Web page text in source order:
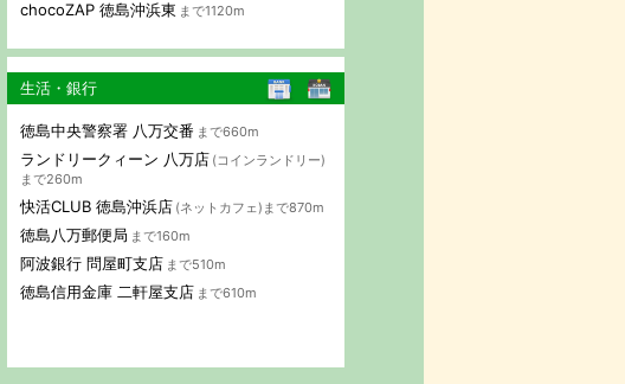
chocoZAP 徳島沖浜東 まで1120m
生活・銀行
徳島中央警察署 八万交番 まで660m
ランドリークィーン 八万店 (コインランドリー)
まで260m
快活CLUB 徳島沖浜店 (ネットカフェ)まで870m
徳島八万郵便局 まで160m
阿波銀行 問屋町支店 まで510m
徳島信用金庫 二軒屋支店 まで610m